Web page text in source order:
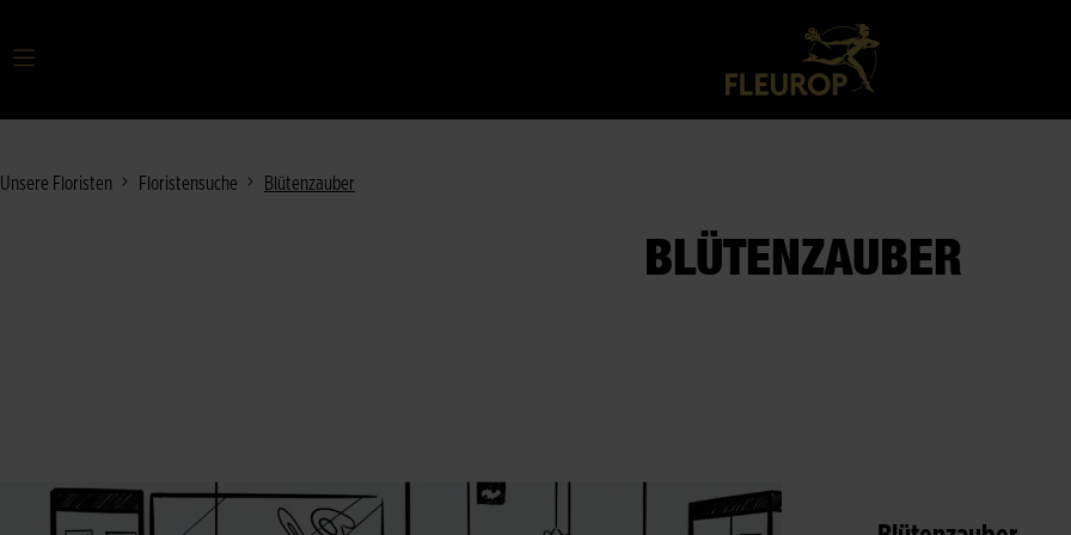
Unsere Floristen Floristensuche Blütenzauber
BLÜTENZAUBER